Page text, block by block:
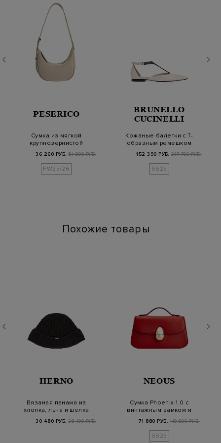
PESERICO
Сумка из мягкой
крупнозернистой
кожи с деталями
Punto…
36 260 РУБ. 51 800 РУБ.
FW25/26
BRUNELLO
CUCINELLI
Кожаные балетки с Т-
образным ремешком
и декором Мониль
152 390 РУБ. 217 700 РУБ.
SS25
Похожие товары
HERNO
Вязаная панама из
хлопка, льна и шелка
30 480 РУБ. 38 100 РУБ.
NEOUS
Сумка Phoenix 1.0 с
винтажным замком и
71 880 РУБ. 119 800 РУБ.
SS25